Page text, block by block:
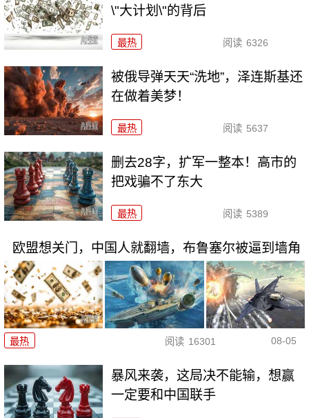
\"大计划\"的背后
最热 阅读 6326
被俄导弹天天“洗地”，泽连斯基还
在做着美梦！
最热 阅读 5637
删去28字，扩军一整本！高市的
把戏骗不了东大
最热 阅读 5389
欧盟想关门，中国人就翻墙，布鲁塞尔被逼到墙角
最热 阅读 16301 08-05
暴风来袭，这局决不能输，想赢
一定要和中国联手